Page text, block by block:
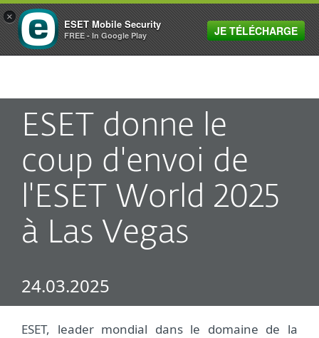
MENU
ESET donne le
coup d'envoi de
l'ESET World 2025
à Las Vegas
24.03.2025
ESET, leader mondial dans le domaine de la
×
ESET Mobile Security
FREE - In Google Play JE TÉLÉCHARGE